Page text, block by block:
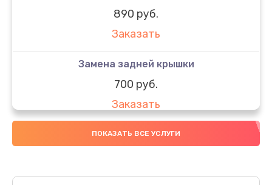
890 руб.
Заказать
Замена задней крышки
700 руб.
Заказать
Комплексная чистка
Заказать
ПОКАЗАТЬ ВСЕ УСЛУГИ